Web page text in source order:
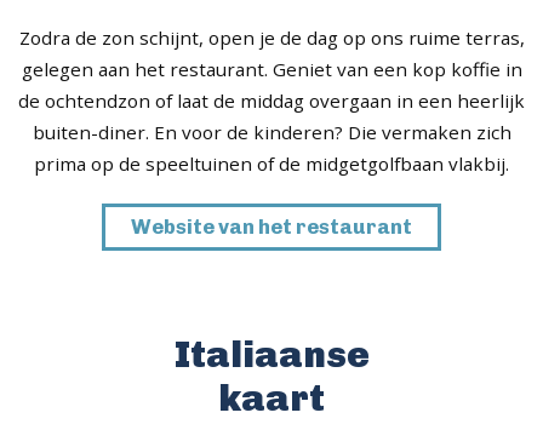
Zodra de zon schijnt, open je de dag op ons ruime terras,
gelegen aan het restaurant. Geniet van een kop koffie in
de ochtendzon of laat de middag overgaan in een heerlijk
buiten-diner. En voor de kinderen? Die vermaken zich
prima op de speeltuinen of de midgetgolfbaan vlakbij.
Website van het restaurant
Italiaanse
kaart